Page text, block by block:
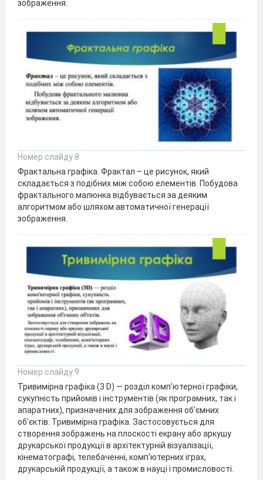
зображення.
Номер слайду 8
Фрактальна графіка. Фрактал – це рисунок, який
складається з подібних між собою елементів. Побудова
фрактального малюнка відбувається за деяким
алгоритмом або шляхом автоматичної генерації
зображення.
Номер слайду 9
Тривимірна графіка (3 D) — розділ комп'ютерної графіки,
сукупність прийомів і інструментів (як програмних, так і
апаратних), призначених для зображення об'ємних
об'єктів. Тривимірна графіка. Застосовується для
створення зображень на плоскості екрану або аркушу
друкарської продукції в архітектурній візуалізації,
кінематографі, телебаченні, комп'ютерних іграх,
друкарській продукції, а також в науці і промисловості.